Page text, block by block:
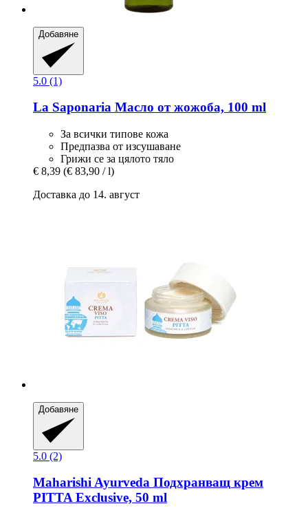
Добавяне
5.0 (1)
La Saponaria Масло от жожоба, 100 ml
За всички типове кожа
Предпазва от изсушаване
Грижи се за цялото тяло
€ 8,39 (€ 83,90 / l)
Доставка до 14. август
Добавяне
5.0 (2)
Maharishi Ayurveda Подхранващ крем
PITTA Exclusive, 50 ml